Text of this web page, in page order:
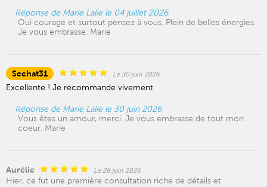
Réponse de Marie Lalie le 04 juillet 2026
Oui courage et surtout pensez à vous. Plein de belles énergies.
Je vous embrasse. Marie
Sechat31 Le 30 juin 2026
Excellente ! Je recommande vivement
Réponse de Marie Lalie le 30 juin 2026
Vous êtes un amour, merci. Je vous embrasse de tout mon
coeur. Marie
Aurélie Le 28 juin 2026
Hier, ce fut une première consultation riche de détails et